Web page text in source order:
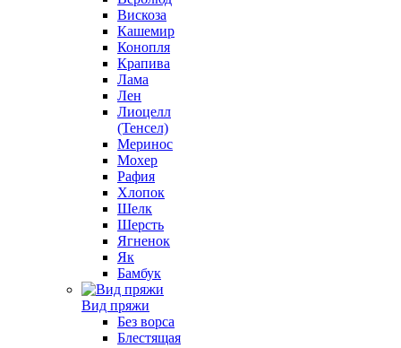
Вискоза
Кашемир
Конопля
Крапива
Лама
Лен
Лиоцелл
(Тенсел)
Меринос
Мохер
Рафия
Хлопок
Шелк
Шерсть
Ягненок
Як
Бамбук
Вид пряжи
Без ворса
Блестящая